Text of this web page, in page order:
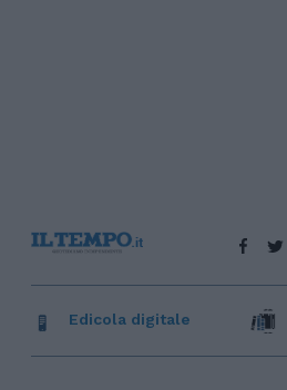
Edicola digitale